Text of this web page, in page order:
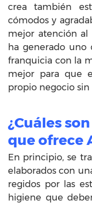
crea también
cómodos y
mejor atención al
ha generado uno
franquicia con la
mejor para que
propio negocio sin
¿Cuáles
que ofrece
En principio, se
elaborados con
regidos por las
higiene que